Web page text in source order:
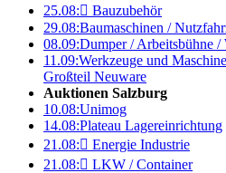
25.08: Bauzubehör
29.08:Baumaschinen /
08.09:Dumper / Arbeitsbühne /
11.09:Werkzeuge und
Großteil Neuware
Auktionen Salzburg
10.08:Unimog
14.08:Plateau Lagereinrichtung
21.08: Energie Industrie
21.08: LKW / Container